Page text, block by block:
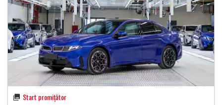
Start promițător